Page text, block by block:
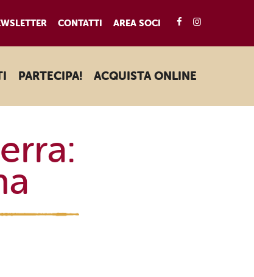
CONTATTI AREA SOCI FACEBOOK
PARTECIPA! ACQUISTA ONLINE